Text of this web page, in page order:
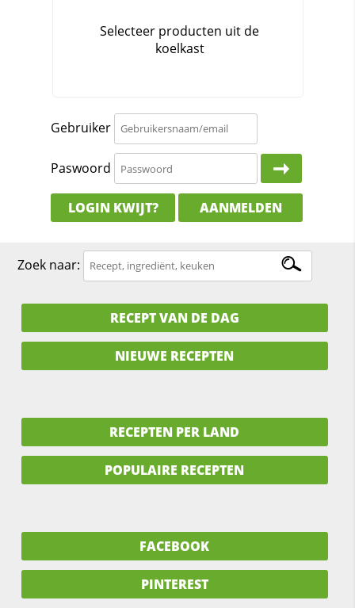
Gebruiker
Paswoord
LOGIN KWIJT? AANMELDEN
Zoek naar:
RECEPT VAN DE DAG
NIEUWE RECEPTEN
RECEPTEN PER LAND
POPULAIRE RECEPTEN
FACEBOOK
PINTEREST